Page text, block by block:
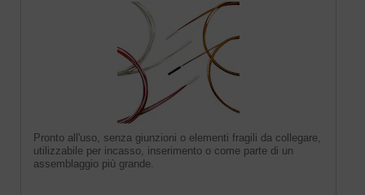
Pronto all'uso, senza giunzioni o elementi fragili da collegare,
utilizzabile per incasso, inserimento o come parte di un
assemblaggio più grande.